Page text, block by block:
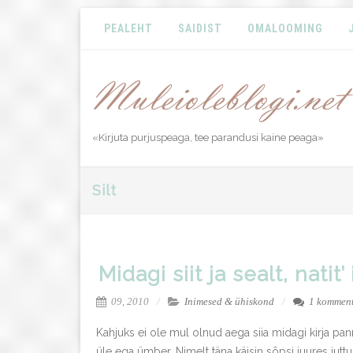
PEALEHT SAIDIST OMALOOMING
«Kirjuta purjuspeaga, tee parandusi kaine peaga»
Silt
Midagi siit ja sealt,
09, 2010 Inimesed & ühiskond 1
Kahjuks ei ole mul olnud aega siia midagi kirja